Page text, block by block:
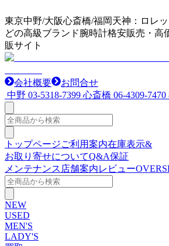
東京中野/大阪心斎橋/福岡天神：ロレ
どの高級ブランド腕時計格安販売・高
販サイト
会社概要
お問合せ
中野 03-5318-7399 心斎橋 06-4309-7470
トップページご利用案内在庫表示&
お取り寄せについてQ&A保証
メンテナンス 店舗案内レビュー
NEW
USED
MEN'S
LADY'S